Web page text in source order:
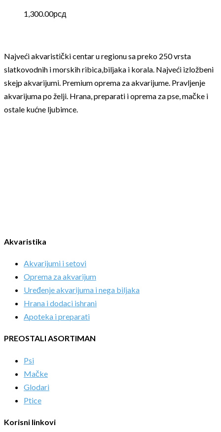
1,300.00рсд
Najveći akvaristički centar u regionu sa preko 250 vrsta
slatkovodnih i morskih ribica,biljaka i korala. Najveći izložbeni
skejp akvarijumi. Premium oprema za akvarijume. Pravljenje
akvarijuma po želji. Hrana, preparati i oprema za pse, mačke i
ostale kućne ljubimce.
Akvaristika
Akvarijumi i setovi
Oprema za akvarijum
Uređenje akvarijuma i nega biljaka
Hrana i dodaci ishrani
Apoteka i preparati
PREOSTALI ASORTIMAN
Psi
Mačke
Glodari
Ptice
Korisni linkovi